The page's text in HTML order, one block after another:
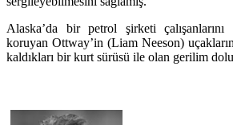
Alaska’da bir petrol şirketi çalışanlarını
koruyan Ottway’in (Liam Neeson)
kaldıkları bir kurt sürüsü ile olan gerilim